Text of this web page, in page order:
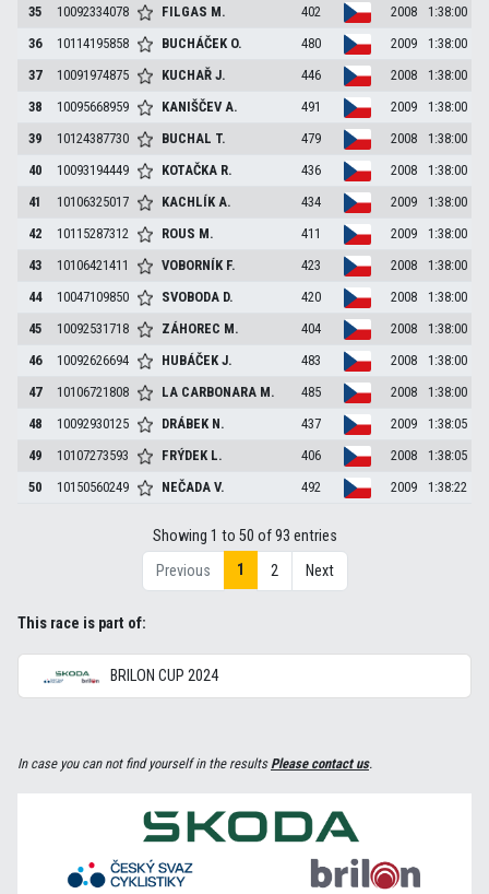
35
10092334078 FILGAS M. 402 2008
1:38:00
36
10114195858 BUCHÁČEK O. 480 2009
1:38:00
37
10091974875 KUCHAŘJ. 446 2008
1:38:00
38
10095668959 KANIŠČEVA. 491 2009
1:38:00
39
10124387730 BUCHAL T. 479 2008
1:38:00
40
10093194449 KOTAČKA R. 436 2008
1:38:00
41
10106325017 KACHLÍKA. 434 2009
1:38:00
42
10115287312 ROUS M. 411 2009
1:38:00
43
10106421411 VOBORNÍK F. 423 2008
1:38:00
44
10047109850 SVOBODA D. 420 2008
1:38:00
45
10092531718 ZÁHOREC M. 404 2008
1:38:00
46
10092626694 HUBÁČEKJ. 483 2008
1:38:00
47
10106721808 LA CARBONARA M. 485 2008
1:38:00
48
10092930125 DRÁBEK N. 437 2009
1:38:05
49
10107273593 FRÝDEK L. 406 2008
1:38:05
50
10150560249 NEČADAV. 492 2009 1:38:22
Showing 1 to 50 of 93 entries
Previous
1 2 Next
This race is part of:
BRILON CUP 2024
In case you can not find yourself in the resultsPlease contact us.